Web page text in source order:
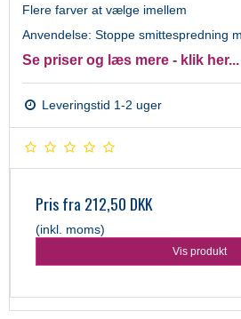
Flere farver at vælge imellem
Anvendelse: Stoppe smittespredning
Se priser og læs mere - klik her...
Leveringstid 1-2 uger
Pris fra 212,50 DKK
(inkl. moms)
Vis produkt